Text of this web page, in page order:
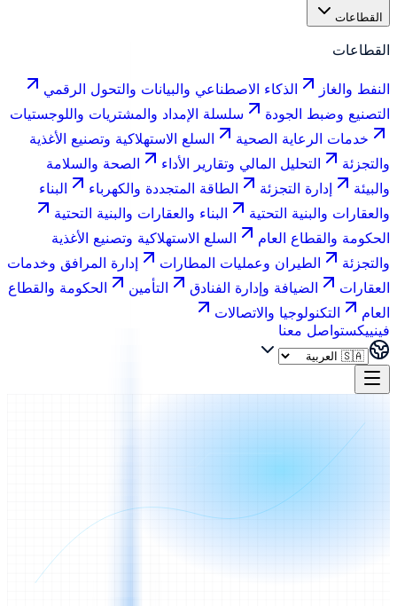
القطاعات
القطاعات
النفط والغاز
الذكاء الاصطناعي والبيانات والتحول الرقمي
التصنيع وضبط الجودة
سلسلة الإمداد والمشتريات واللوجستيات
خدمات الرعاية الصحية
السلع الاستهلاكية وتصنيع الأغذية
والتجزئة
التحليل المالي وتقارير الأداء
الصحة والسلامة
والبيئة
إدارة التجزئة الطاقة المتجددة والكهرباء
البناء
والعقارات والبنية التحتية
البناء والعقارات والبنية التحتية
الحكومة والقطاع العام
السلع الاستهلاكية وتصنيع الأغذية
والتجزئة
الطيران وعمليات المطارات
إدارة المرافق وخدمات
العقارات
الضيافة وإدارة الفنادق التأمين
الحكومة والقطاع
العام
التكنولوجيا والاتصالات
فينييكستواصل معنا